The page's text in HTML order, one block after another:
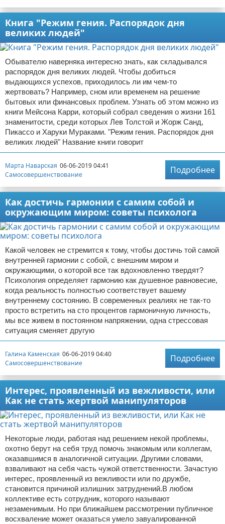
Книга "Режим гения. Распорядок дня
великих людей"
Обывателю наверняка интересно знать, как складывался
распорядок дня великих людей. Чтобы добиться
выдающихся успехов, приходилось ли им чем-то
жертвовать? Например, сном или временем на решение
бытовых или финансовых проблем. Узнать об этом можно из
книги Мейсона Карри, который собрал сведения о жизни 161
знаменитости, среди которых Лев Толстой и Жорж Санд,
Пикассо и Харуки Мураками. "Режим гения. Распорядок дня
великих людей" Название книги говорит
Марта Наварская 06-06-2019 04:41
Самосовершенствование
Подробнее
Как достичь гармонии с самим собой и
окружающим миром: советы психолога
Какой человек не стремится к тому, чтобы достичь той самой
внутренней гармонии с собой, с внешним миром и
окружающими, о которой все так вдохновленно твердят?
Психология определяет гармонию как душевное равновесие,
когда реальность полностью соответствует вашему
внутреннему состоянию. В современных реалиях не так-то
просто встретить на сто процентов гармоничную личность,
мы все живем в постоянном напряжении, одна стрессовая
ситуация сменяет другую
Галина Каменская 06-06-2019 04:40
Самосовершенствование
Подробнее
Интерес, проявленный из вежливости, или
Как не стать жертвой манипуляторов
Некоторые люди, работая над решением некой проблемы,
охотно берут на себя труд помочь знакомым или коллегам,
оказавшимся в аналогичной ситуации. Другими словами,
взваливают на себя часть чужой ответственности. Зачастую
интерес, проявленный из вежливости или по дружбе,
становится причиной излишних затруднений.В любом
коллективе есть сотрудник, которого называют
незаменимым. Но при ближайшем рассмотрении публичное
восхваление может оказаться умело завуалированной